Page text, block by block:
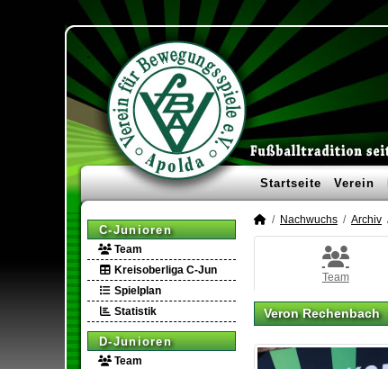
Startseite Verein
C-Junioren
Team
Kreisoberliga C-Jun
Spielplan
Statistik
D-Junioren
Team
Nachwuchs Archiv
Team
Veron Rechenbach